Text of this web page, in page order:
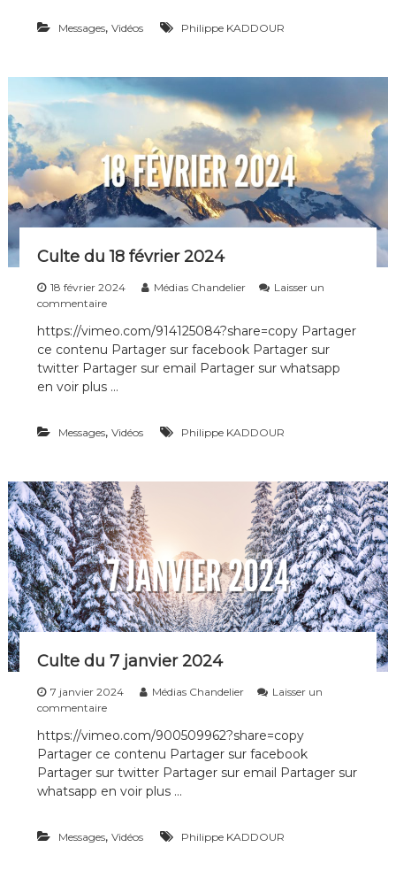
Messages, Vidéos Philippe KADDOUR
Culte du 18 février 2024
18 février 2024 Médias Chandelier
Laisser un
commentaires
r
C
u
l
d
f
é
v
r
i
e
r
2
0
4
https://vimeo.com/914125084?share=copy Partager
ce contenu Partager sur facebook Partager sur
twitter Partager sur email Partager sur whatsapp
en voir plus …
Messages, Vidéos Philippe KADDOUR
Culte du 7 janvier 2024
7 janvier 2024 Médias Chandelier
Laisser un
commentaires
r
C
u
l
d
https://vimeo.com/900509962?share=copy
Partager ce contenu Partager sur facebook
Partager sur twitter Partager sur email Partager sur
whatsapp en voir plus …
Messages, Vidéos Philippe KADDOUR